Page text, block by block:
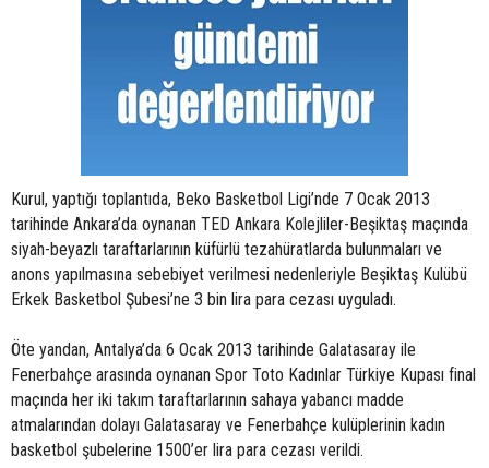
Kurul, yaptığı toplantıda, Beko Basketbol Ligi’nde 7 Ocak 2013
tarihinde Ankara’da oynanan TED Ankara Kolejliler-Beşiktaş maçında
siyah-beyazlı taraftarlarının küfürlü tezahüratlarda bulunmaları ve
anons yapılmasına sebebiyet verilmesi nedenleriyle Beşiktaş Kulübü
Erkek Basketbol Şubesi’ne 3 bin lira para cezası uyguladı.
Öte yandan, Antalya’da 6 Ocak 2013 tarihinde Galatasaray ile
Fenerbahçe arasında oynanan Spor Toto Kadınlar Türkiye Kupası final
maçında her iki takım taraftarlarının sahaya yabancı madde
atmalarından dolayı Galatasaray ve Fenerbahçe kulüplerinin kadın
basketbol şubelerine 1500’er lira para cezası verildi.